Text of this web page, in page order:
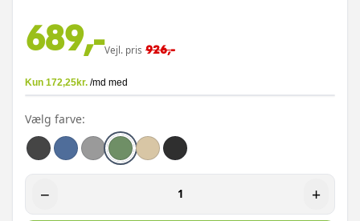
689,-Vejl. pris 926,-
Vælg farve:
− +